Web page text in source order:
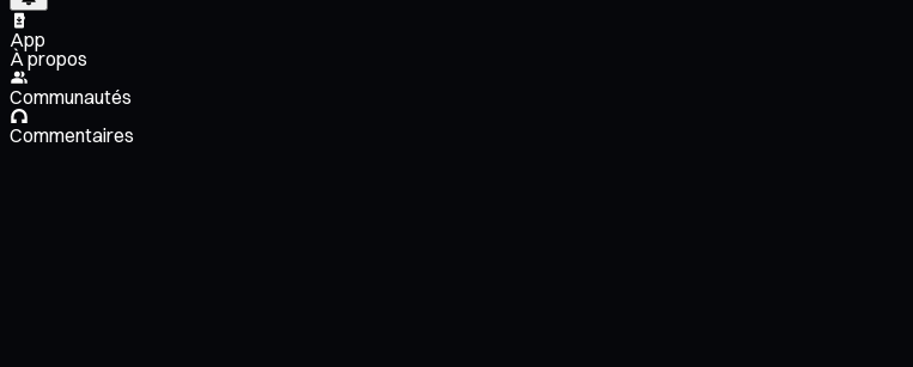
App
À propos
Communautés
Commentaires